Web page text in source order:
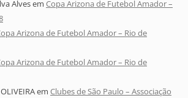
Alvesem Copa Arizona de Futebol Amador –
Arizona de Futebol Amador – Rio de
Arizona de Futebol Amador – Rio de
em Clubes de São Paulo – Associação